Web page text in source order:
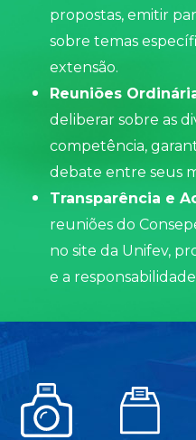
propostas, emitir
sobre temas
extensão.
Reuniões
deliberar sobre as
competência,
debate entre seus
Transparência e
reuniões do
no site da Unifev,
e a